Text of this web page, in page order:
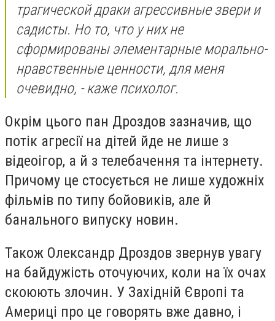
трагической драки агрессивные звери и
садисты. Но то, что у них не
сформированы элементарные морально-
нравственные ценности, для меня
очевидно, - каже психолог.
Окрім цього пан Дроздов зазначив, що
потік агресії на дітей йде не лише з
відеоігор, а й з телебачення та інтернету.
Причому це стосується не лише художніх
фільмів по типу бойовиків, але й
банального випуску новин.
Також Олександр Дроздов звернув увагу
на байдужість оточуючих, коли на їх очах
скоюють злочин. У Західній Європі та
Америці про це говорять вже давно, і